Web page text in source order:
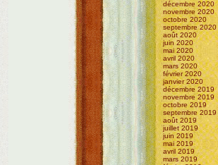
décembre 2020
novembre 2020
octobre 2020
septembre 2020
août 2020
juin 2020
mai 2020
avril 2020
mars 2020
février 2020
janvier 2020
décembre 2019
novembre 2019
octobre 2019
septembre 2019
août 2019
juillet 2019
juin 2019
mai 2019
avril 2019
mars 2019